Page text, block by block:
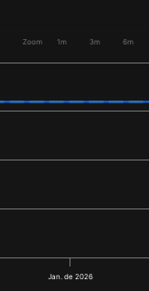
Zoom 1m 3m 6m
Jan. de 2026